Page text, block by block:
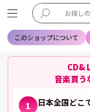
このショップについて
CD&
音楽買う
1 日本全国どこ